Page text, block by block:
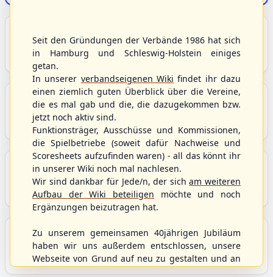
Grundlagen und Hintergründe zu Baseball, Softball
und Baseball5.
Berichte und Neuigkeiten
Aktuelle Meldungen, Berichte und Nachrichten aus
dem S/HBV, Deutschland und der Welt.
Aktuelle und anstehende Livestreams
Übersicht aller aktuell angebotenen Livestreams für
Baseball, Softball und Baseball5.
Spielbetrieb
Ligen, Spielpläne, Statistiken und Informationen
zum laufenden Spielbetrieb.
Seit den Gründungen der Verbände 1986 hat sich
in Hamburg und Schleswig-Holstein einiges
getan.
In unserer verbandseigenen Wiki findet ihr dazu
einen ziemlich guten Überblick über die Vereine,
die es mal gab und die, die dazugekommen bzw.
jetzt noch aktiv sind.
Funktionsträger, Ausschüsse und Kommissionen,
die Spielbetriebe (soweit dafür Nachweise und
Scoresheets aufzufinden waren) - all das könnt ihr
in unserer Wiki noch mal nachlesen.
Wir sind dankbar für Jede/n, der sicham weiteren
Aufbau der Wiki beteiligen möchte und noch
Ergänzungen beizutragen hat.
Zu unserem gemeinsamen 40jährigen Jubiläum
haben wir uns außerdem entschlossen, unsere
Webseite von Grund auf neu zu gestalten und an